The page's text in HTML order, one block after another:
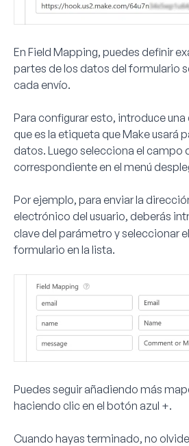
En Field Mapping, puedes definir
partes de los datos del formulario
cada envío.
Para configurar esto, introduce una
que es la etiqueta que Make usará
datos. Luego selecciona el campo
correspondiente en el menú
Por ejemplo, para enviar la
electrónico del usuario, deberás
clave del parámetro y seleccionar
formulario en la lista.
Puedes seguir añadiendo más
haciendo clic en el botón azul +.
Cuando hayas terminado, no